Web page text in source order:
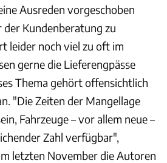
Ausreden vorgeschoben
Kundenberatung zu
leider noch viel zu oft im
gerne die Lieferengpässe
Thema gehört offensichtlich
"Die Zeiten der Mangellage
Fahrzeuge – vor allem neue –
Zahl verfügbar",
letzten November die Autoren